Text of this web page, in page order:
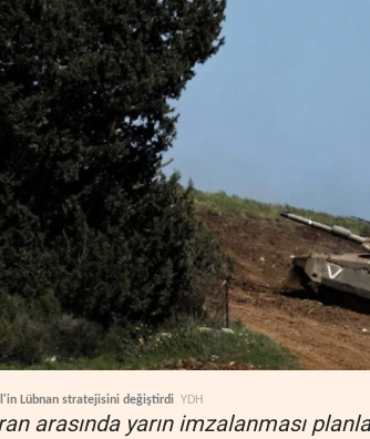
Lübnan stratejisini değiştirdi YDH
arasında yarın imzalanması